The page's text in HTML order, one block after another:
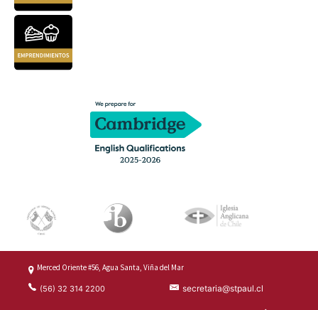
Merced Oriente #56, Agua Santa, Viña del Mar
(56) 32 314 2200 secretaria@stpaul.cl